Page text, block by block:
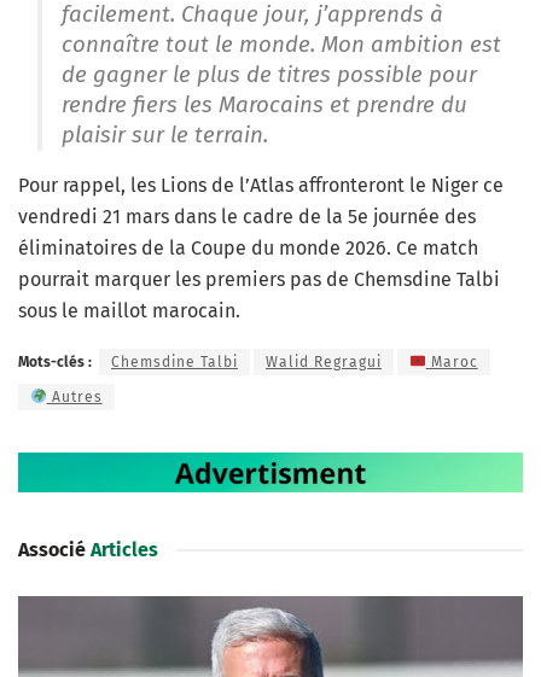
facilement. Chaque jour, j’apprends à
connaître tout le monde. Mon ambition est
de gagner le plus de titres possible pour
rendre fiers les Marocains et prendre du
plaisir sur le terrain.
Pour rappel, les Lions de l’Atlas affronteront le Niger ce
vendredi 21 mars dans le cadre de la 5e journée des
éliminatoires de la Coupe du monde 2026. Ce match
pourrait marquer les premiers pas de Chemsdine Talbi
sous le maillot marocain.
Mots-clés : Chemsdine Talbi Walid Regragui Maroc
Autres
Associé Articles